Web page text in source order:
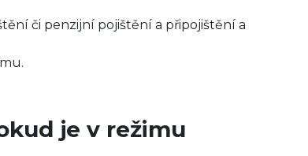
či penzijní pojištění a připojištění a
je v režimu